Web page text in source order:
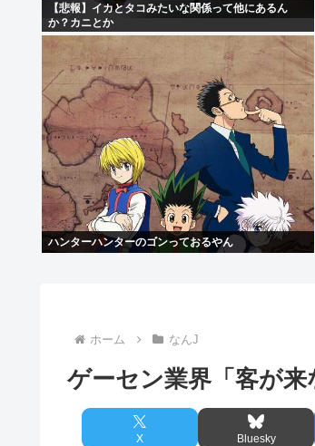
【悲報】イカとタコみたいな関係って他にあるん
か？カニとか
ハンターハンターのゴンっておるやん
ホーム なんJ
ゲーセン業界「客が
X Bluesky